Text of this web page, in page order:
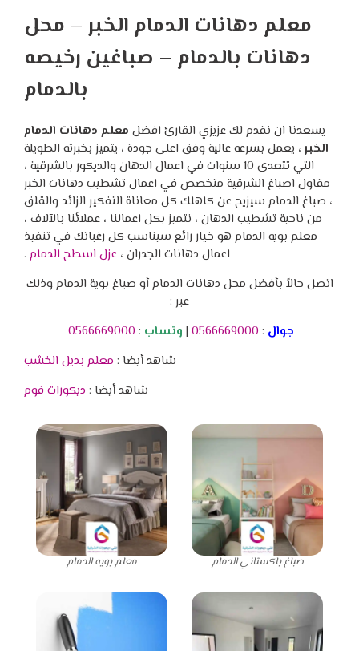
معلم دهانات الدمام الخبر – محل
دهانات بالدمام – صباغين رخيصه
بالدمام
يسعدنا ان نقدم لك عزيزي القارئ افضل معلم دهانات الدمام
الخبر ، يعمل بسرعه عالية وفق اعلى جودة ، يتميز بخبرته الطويلة
التي تتعدى 10 سنوات في اعمال الدهان والديكور بالشرقية ،
مقاول اصباغ الشرقية متخصص في اعمال تشطيب دهانات الخبر
، صباغ الدمام سيزيح عن كاهلك كل معاناة التفكير الزائد والقلق
من ناحية تشطيب الدهان ، نتميز بكل اعمالنا ، عملائنا بالآلاف ،
معلم بويه الدمام هو خيار رائع سيناسب كل رغباتك في تنفيذ
اعمال دهانات الجدران ، عزل اسطح الدمام .
اتصل حالاً بأفضل محل دهانات الدمام أو صباغ بوية الدمام وذلك
عبر :
جوال :
0566669000
| وتساب :
0566669000
شاهد أيضا : معلم بديل الخشب
شاهد أيضا : ديكورات فوم
صباغ باكستاني الدمام معلم بويه الدمام